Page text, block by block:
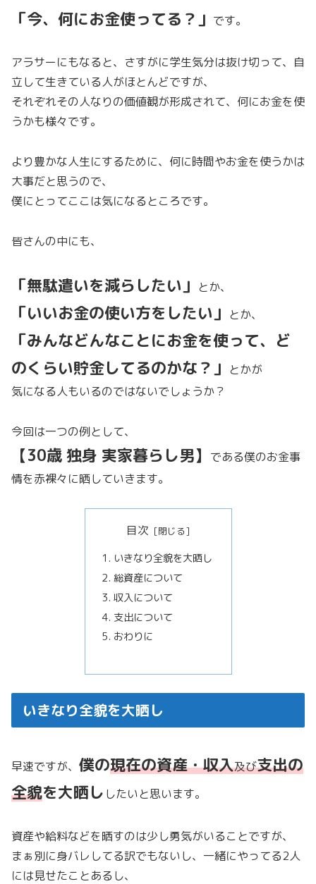
「今、何にお金使ってる？」 です。
アラサーにもなると、さすがに学生気分は抜け切って、自
立して生きている人がほとんどですが、
それぞれその人なりの価値観が形成されて、何にお金を使
うかも様々です。
より豊かな人生にするために、何に時間やお金を使うかは
大事だと思うので、
僕にとってここは気になるところです。
皆さんの中にも、
「無駄遣いを減らしたい」 とか、
「いいお金の使い方をしたい」 とか、
「みんなどんなことにお金を使って、ど
のくらい貯金してるのかな？」 とかが
気になる人もいるのではないでしょうか？
今回は一つの例として、
【30歳 独身 実家暮らし男】
である僕のお金事
情を赤裸々に晒していきます。
目次
いきなり全貌を大晒し
総資産について
収入について
支出について
おわりに
いきなり全貌を大晒し
早速ですが、 僕の現在の資産・収入及び支出の
全貌を大晒し したいと思います。
資産や給料などを晒すのは少し勇気がいることですが、
まぁ別に身バレしてる訳でもないし、一緒にやってる2人
には見せたことあるし、